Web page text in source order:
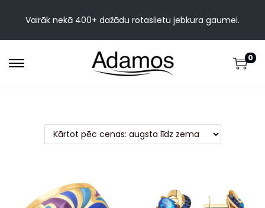
Vairāk nekā 400+ dažādu rotaslietu jebkura gaumei.
0